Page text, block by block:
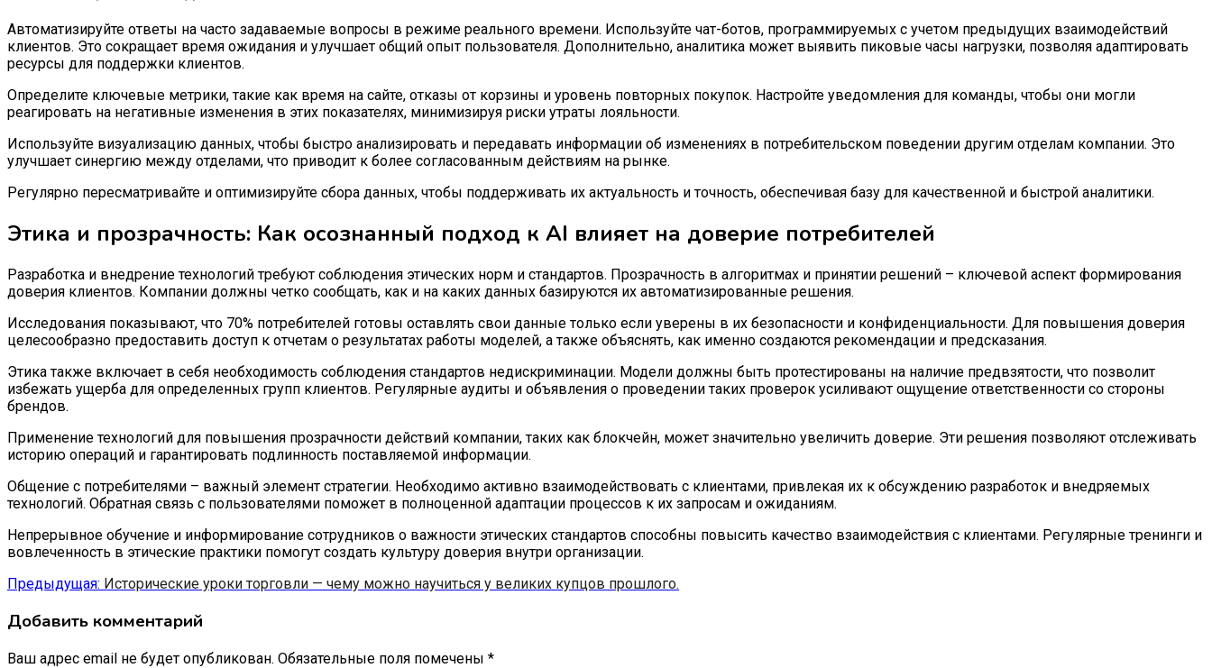
Автоматизируйте ответы на часто задаваемые вопросы в режиме реального времени. Используйте чат-ботов, программируемых с учетом предыдущих взаимодействий
клиентов. Это сокращает время ожидания и улучшает общий опыт пользователя. Дополнительно, аналитика может выявить пиковые часы нагрузки, позволяя адаптировать
ресурсы для поддержки клиентов.
Определите ключевые метрики, такие как время на сайте, отказы от корзины и уровень повторных покупок. Настройте уведомления для команды, чтобы они могли
реагировать на негативные изменения в этих показателях, минимизируя риски утраты лояльности.
Используйте визуализацию данных, чтобы быстро анализировать и передавать информации об изменениях в потребительском поведении другим отделам компании. Это
улучшает синергию между отделами, что приводит к более согласованным действиям на рынке.
Регулярно пересматривайте и оптимизируйте сбора данных, чтобы поддерживать их актуальность и точность, обеспечивая базу для качественной и быстрой аналитики.
Этика и прозрачность: Как осознанный подход к AI влияет на доверие потребителей
Разработка и внедрение технологий требуют соблюдения этических норм и стандартов. Прозрачность в алгоритмах и принятии решений – ключевой аспект формирования
доверия клиентов. Компании должны четко сообщать, как и на каких данных базируются их автоматизированные решения.
Исследования показывают, что 70% потребителей готовы оставлять свои данные только если уверены в их безопасности и конфиденциальности. Для повышения доверия
целесообразно предоставить доступ к отчетам о результатах работы моделей, а также объяснять, как именно создаются рекомендации и предсказания.
Этика также включает в себя необходимость соблюдения стандартов недискриминации. Модели должны быть протестированы на наличие предвзятости, что позволит
избежать ущерба для определенных групп клиентов. Регулярные аудиты и объявления о проведении таких проверок усиливают ощущение ответственности со стороны
брендов.
Применение технологий для повышения прозрачности действий компании, таких как блокчейн, может значительно увеличить доверие. Эти решения позволяют отслеживать
историю операций и гарантировать подлинность поставляемой информации.
Общение с потребителями – важный элемент стратегии. Необходимо активно взаимодействовать с клиентами, привлекая их к обсуждению разработок и внедряемых
технологий. Обратная связь с пользователями поможет в полноценной адаптации процессов к их запросам и ожиданиям.
Непрерывное обучение и информирование сотрудников о важности этических стандартов способны повысить качество взаимодействия с клиентами. Регулярные тренинги и
вовлеченность в этические практики помогут создать культуру доверия внутри организации.
Навигация
по
записям
Предыдущая: Исторические уроки торговли — чему можно научиться у великих купцов прошлого.
Добавить комментарий
Ваш адрес email не будет опубликован. Обязательные поля помечены *